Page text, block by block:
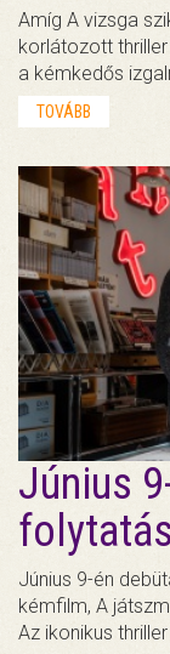
Amíg A vizsga
korlátozott
a kémkedős
TOVÁBB
Június
Június 9-én
kémfilm, A
Az ikonikus